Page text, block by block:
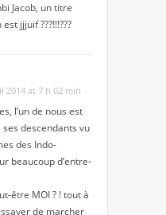
Jacob, un titre
jjjuif ???!!!???
2014 at 7 h 02 min
l’un de nous est
descendants vu
des Indo-
beaucoup d’entre-
être MOI ? ! tout à
de marcher